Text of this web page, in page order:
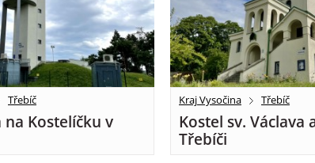
Třebíč
na Kostelíčku v
Kraj Vysočina Třebíč
Kostel sv. Václava
Třebíči